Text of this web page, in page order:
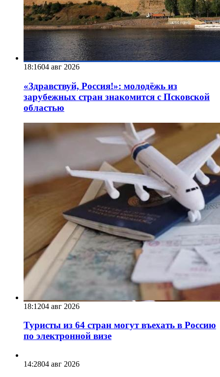
18:1604 авг 2026
«Здравствуй, Россия!»: молодёжь из
зарубежных стран знакомится с Псковской
областью
18:1204 авг 2026
Туристы из 64 стран могут въехать в Россию
по электронной визе
14:2804 авг 2026